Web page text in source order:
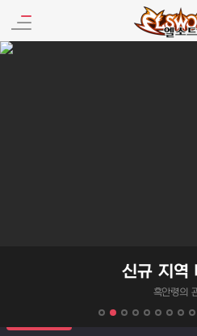
엘소드 프로모션
신규 지역
흑안령의